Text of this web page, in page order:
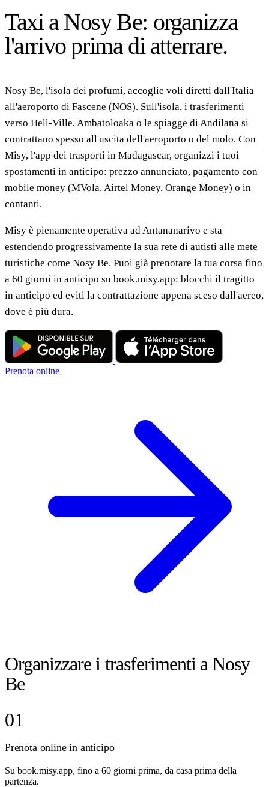
Taxi a Nosy Be: organizza
l'arrivo prima di atterrare.
Nosy Be, l'isola dei profumi, accoglie voli diretti dall'Italia
all'aeroporto di Fascene (NOS). Sull'isola, i trasferimenti
verso Hell-Ville, Ambatoloaka o le spiagge di Andilana si
contrattano spesso all'uscita dell'aeroporto o del molo. Con
Misy, l'app dei trasporti in Madagascar, organizzi i tuoi
spostamenti in anticipo: prezzo annunciato, pagamento con
mobile money (MVola, Airtel Money, Orange Money) o in
contanti.
Misy è pienamente operativa ad Antananarivo e sta
estendendo progressivamente la sua rete di autisti alle mete
turistiche come Nosy Be. Puoi già prenotare la tua corsa fino
a 60 giorni in anticipo su book.misy.app: blocchi il tragitto
in anticipo ed eviti la contrattazione appena sceso dall'aereo,
dove è più dura.
Prenota online
Organizzare i trasferimenti a Nosy
Be
01
Prenota online in anticipo
Su book.misy.app, fino a 60 giorni prima, da casa prima della
partenza.